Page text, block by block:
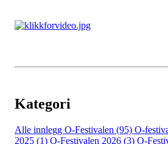
Kategori
Alle innlegg O-Festivalen (95) O-
2025 (1) O-Festivalen 2026 (3) O-